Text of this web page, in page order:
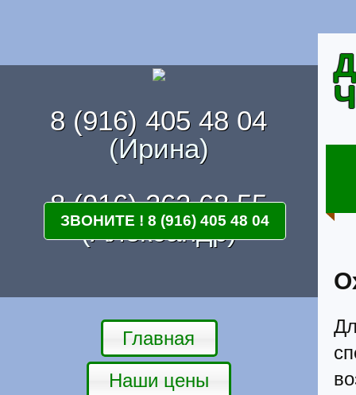
8 (916) 405 48 04
(Ирина)
8 (916) 262 68 55
(Александр)
Главная
Наши цены
ЗВОНИТЕ ! 8 (916) 405 48 04